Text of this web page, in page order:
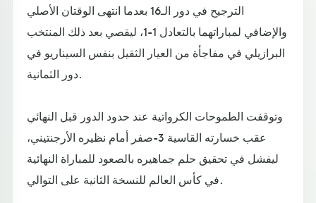
الترجيح في دور الـ16 بعدما انتهى الوقتان الأصلي
والإضافي لمباراتهما بالتعادل 1-1، ليقصي بعد ذلك المنتخب
البرازيلي في مفاجأة من العيار الثقيل بنفس السيناريو في
دور الثمانية.
وتوقفت الطموحات الكرواتية عند حدود الدور قبل النهائي
عقب خسارته القاسية 3-صفر أمام نظيره الأرجنتيني،
ليفشل في تحقيق حلم جماهيره بالصعود للمباراة النهائية
في كأس العالم للنسخة الثانية على التوالي.